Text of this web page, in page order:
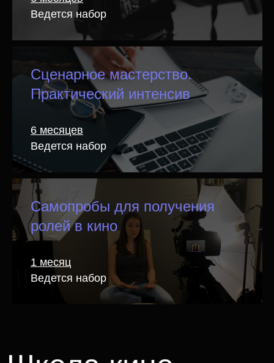
Ведется набор
Сценарное мастерство.
Практический интенсив
6 месяцев
Ведется набор
Самопробы для получения
ролей в кино
1 месяц
Ведется набор
это
Профессиональное
портфолио
За период обучения в школе кино студент
оттачивает профессиональные навыки
и набивает руку на реальных проектах.
Итогом обучения станет портфолио
из актуальных кейсов, необходимое
для старта карьеры в киноиндустрии
Нетворкинг
Дипломы
Выпускники получат диплом о
дополнительном профессиональном
образовании Школы кино и телевидения
«Индустрия»